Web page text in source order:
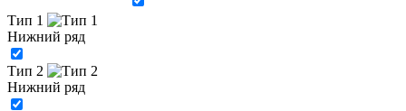
Тип 1
Нижний ряд
Тип 2
Нижний ряд